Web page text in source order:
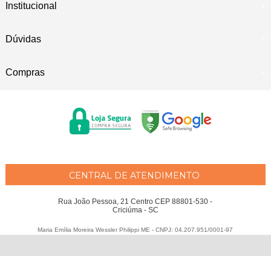
Institucional
Dúvidas
Compras
CENTRAL DE ATENDIMENTO
Rua João Pessoa, 21 Centro CEP 88801-530 -
Criciúma - SC
Maria Emília Moreira Wessler Philippi ME - CNPJ: 04.207.951/0001-97